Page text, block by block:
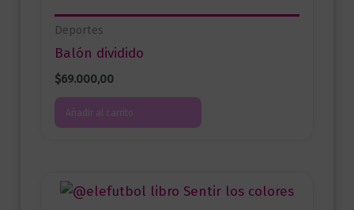
Deportes
Balón dividido
$69.000,00
Añadir al carrito